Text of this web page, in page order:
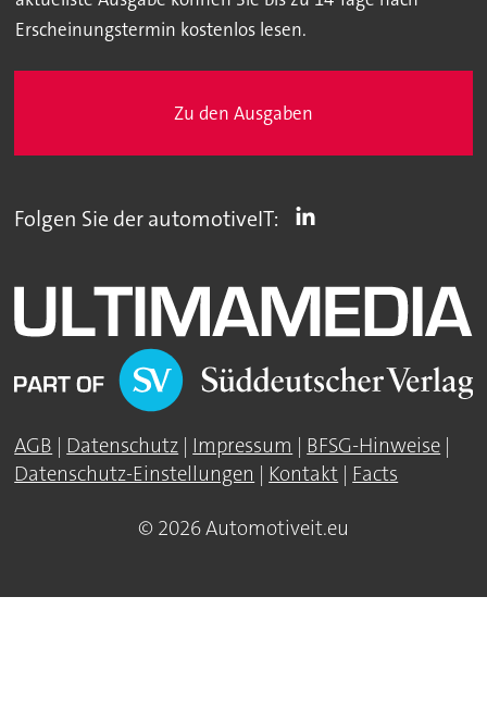
Erscheinungstermin kostenlos lesen.
Zu den Ausgaben
Folgen Sie der automotiveIT:
AGB | Datenschutz | Impressum | BFSG-Hinweise |
Datenschutz-Einstellungen | Kontakt | Facts
© 2026 Automotiveit.eu